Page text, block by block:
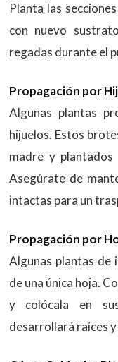
Planta las
con nuevo
regadas durante el
Propagación por
Algunas plantas
hijuelos. Estos
madre y plantados
Asegúrate de
intactas para un
Propagación por
Algunas plantas
de una única hoja.
y colócala en
desarrollará raíces